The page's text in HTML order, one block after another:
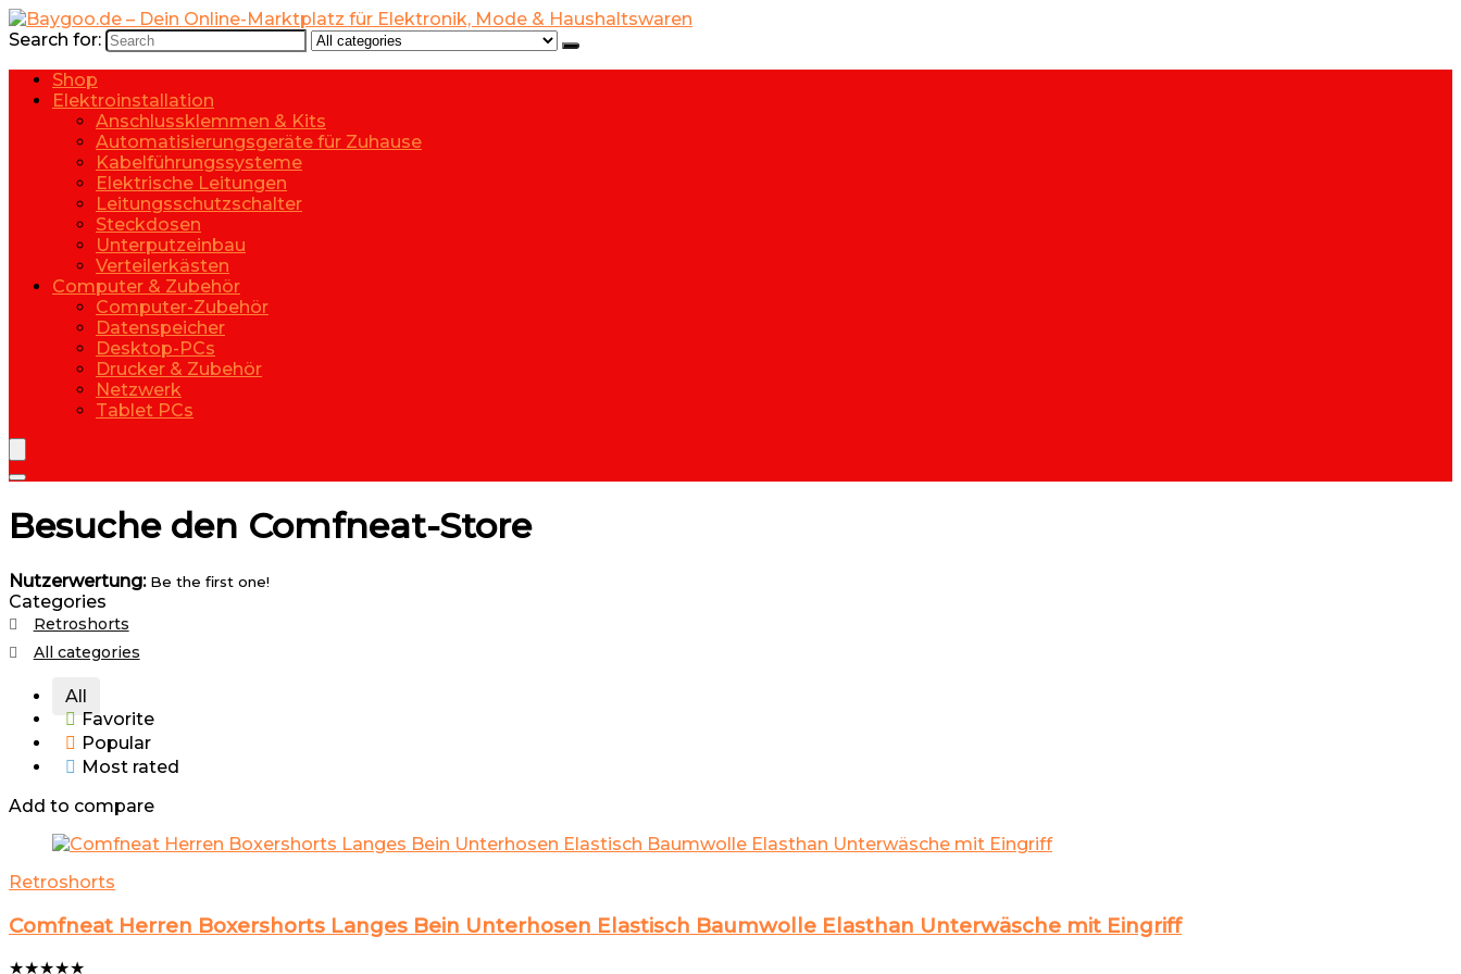
Search for:
Shop
Elektroinstallation
Anschlussklemmen & Kits
Automatisierungsgeräte für Zuhause
Kabelführungssysteme
Elektrische Leitungen
Leitungsschutzschalter
Steckdosen
Unterputzeinbau
Verteilerkästen
Computer & Zubehör
Computer-Zubehör
Datenspeicher
Desktop-PCs
Drucker & Zubehör
Netzwerk
Tablet PCs
Besuche den Comfneat-Store
Nutzerwertung: Be the first one!
Categories
Retroshorts
All categories
All
Favorite
Popular
Most rated
Add to compare
Retroshorts
Comfneat Herren Boxershorts Langes Bein Unterhosen Elastisch Baumwolle Elasthan Unterwäsche mit Eingriff
★★★★★